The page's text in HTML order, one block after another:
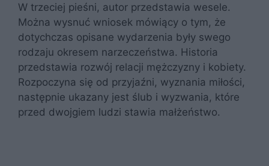
W trzeciej pieśni, autor przedstawia wesele.
Można wysnuć wniosek mówiący o tym, że
dotychczas opisane wydarzenia były swego
rodzaju okresem narzeczeństwa. Historia
przedstawia rozwój relacji mężczyzny i kobiety.
Rozpoczyna się od przyjaźni, wyznania miłości,
następnie ukazany jest ślub i wyzwania, które
przed dwojgiem ludzi stawia małżeństwo.